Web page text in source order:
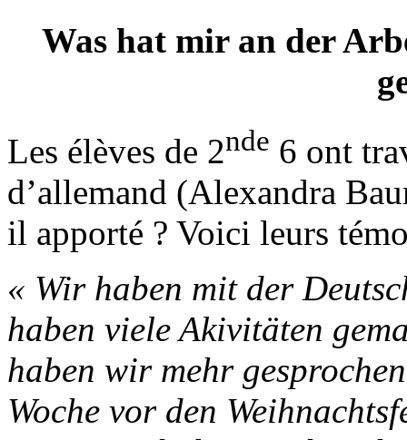
Was hat mir an der
Les élèves de 2nde 6 ont
d’allemand (Alexandra
il apporté ? Voici leurs
« Wir haben mit der
haben viele Akivitäten
haben wir mehr
Woche vor den